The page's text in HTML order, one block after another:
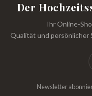
Der
Ihr Online-
Qualität und persönlicher
Newsletter